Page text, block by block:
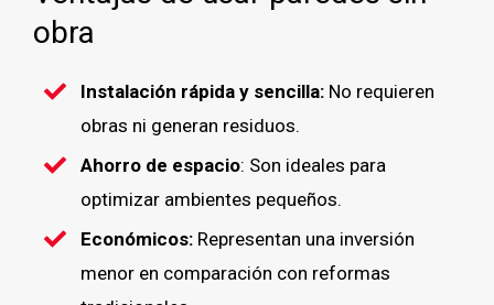
obra
Instalación rápida y sencilla: No requieren
obras ni generan residuos.
Ahorro de espacio: Son ideales para
optimizar ambientes pequeños.
Económicos: Representan una inversión
menor en comparación con reformas